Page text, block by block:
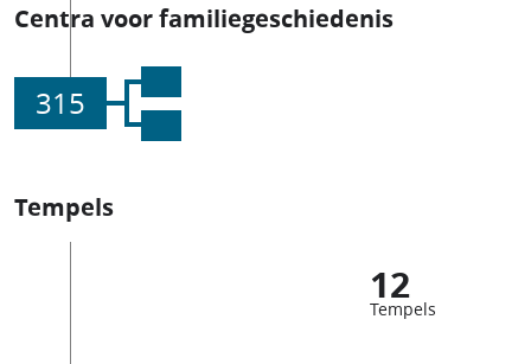
Centra voor familiegeschiedenis
315
Tempels
12
Tempels